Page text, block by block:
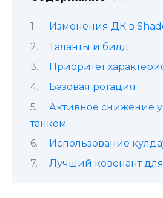
Изменения ДК в
Таланты и билд
Приоритет
Базовая ротация
Активное снижение
танком
Использование
Лучший ковенант